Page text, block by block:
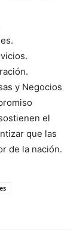
y Negocios
el
que las
de la nación.